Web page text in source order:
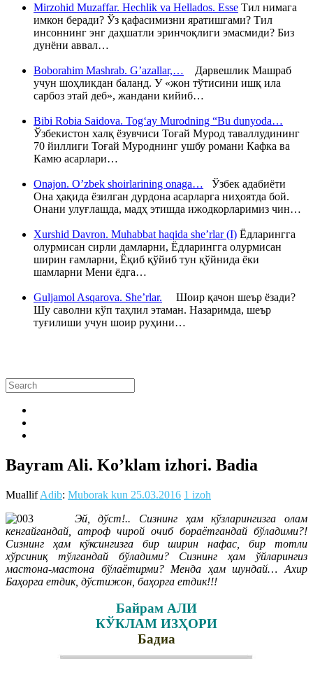
Mirzohid Muzaffar. Hechlik va Hellados. Esse Тил нимага
имкон беради? Ўз қафасимизни яратишгами? Тил
инсоннинг энг даҳшатли эринчоқлиги эмасмиди? Биз
дунёни аввал…
Boborahim Mashrab. G’azallar,… Дарвешлик Машраб
учун шоҳликдан баланд. У «жон тўтисини ишқ ила
сарбоз этай деб», жандани кийиб…
Bibi Robia Saidova. Tog‘ay Murodning “Bu dunyoda…
Ўзбекистон халқ ёзувчиси Тоғай Мурод таваллудининг
70 йиллиги Тоғай Муроднинг ушбу романи Кафка ва
Камю асарлари…
Onajon. O’zbek shoirlarining onaga… Ўзбек адабиёти
Она ҳақида ёзилган дурдона асарларга ниҳоятда бой.
Онани улуғлашда, мадҳ этишда ижодкорларимиз чин…
Xurshid Davron. Muhabbat haqida she’rlar (I) Ёдларингга
олурмисан сирли дамларни, Ёдларингга олурмисан
ширин ғамларни, Ёқиб қўйиб тун қўйнида ёки
шамларни Мени ёдга…
Guljamol Asqarova. She’rlar. Шоир қачон шеър ёзади?
Шу саволни кўп таҳлил этаман. Назаримда, шеър
туғилиши учун шоир руҳини…
Bayram Ali. Ko’klam izhori. Badia
MuallifAdib: Muborak kun 25.03.2016 1 izoh
Эй, дўст!.. Сизнинг ҳам кўзларингизга олам
кенгайгандай, атроф чирой очиб бораётгандай бўладими?!
Сизнинг ҳам кўксингизга бир ширин нафас, бир тотли
хўрсиниқ тўлгандай бўладими? Сизнинг ҳам ўйларингиз
мастона-мастона бўлаётирми? Менда ҳам шундай… Ахир
Баҳорга етдик, дўстижон, баҳорга етдик!!!
Байрам АЛИ
КЎКЛАМ ИЗҲОРИ
Бадиа